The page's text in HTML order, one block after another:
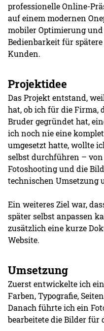
professionelle Online-
auf einem modernen
mobiler Optimierung
Bedienbarkeit für
Kunden.
Projektidee
Das Projekt entstand,
hat, ob ich für die Firma,
Bruder gegründet hat,
ich noch nie eine
umgesetzt hatte, wollte
selbst durchführen –
Fotoshooting und die
technischen Umsetzung
Ein weiteres Ziel war,
später selbst anpassen
zusätzlich eine kurze
Website.
Umsetzung
Zuerst entwickelte ich
Farben, Typografie,
Danach führte ich ein
bearbeitete die Bilder für